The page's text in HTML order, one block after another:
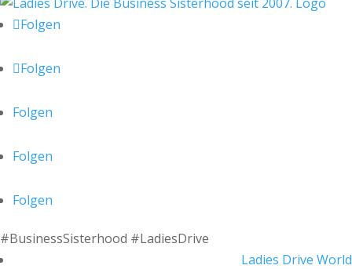
Folgen
Folgen
Folgen
Folgen
Folgen
#BusinessSisterhood #LadiesDrive
Ladies Drive World